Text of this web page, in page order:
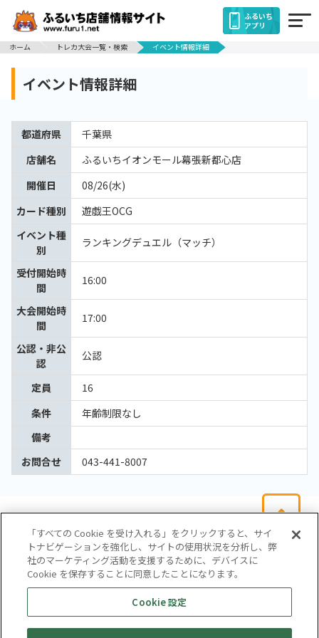
ふるいち
アプリ
ホーム
トレカ大会一覧・検索 イベント情報詳細
イベント情報詳細
都道府県
千葉県
店舗名
ふるいちイオンモール幕張新都心店
開催日
08/26(水)
カード種別
遊戯王OCG
イベント種
別
ランキングデュエル（マッチ）
受付開始時
間
16:00
大会開始時
間
17:00
公認・非公
認
公認
定員
16
条件
年齢制限なし
備考
お問合せ
043-441-8007
会社概要
サイトマップ
お問い合わせ
個人情報保護方針
株式会社テイツー
「すべての Cookie を受け入れる」をクリックすると、サイ
トナビゲーションを強化し、サイトの使用状況を分析し、弊
社のマーケティング活動を支援するために、デバイスに
Cookie を保存することに同意したことになります。
Cookie 設定